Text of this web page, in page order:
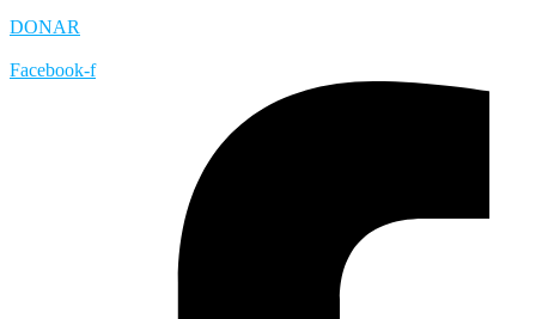
DONAR
Facebook-f